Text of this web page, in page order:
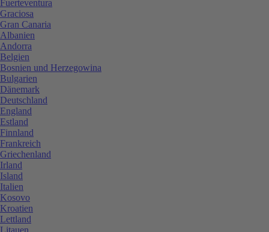
Fuerteventura
Graciosa
Gran Canaria
Albanien
Andorra
Belgien
Bosnien und Herzegowina
Bulgarien
Dänemark
Deutschland
England
Estland
Finnland
Frankreich
Griechenland
Irland
Island
Italien
Kosovo
Kroatien
Lettland
Litauen